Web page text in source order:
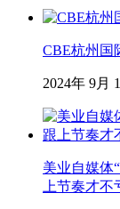
CBE杭州国
2024年 9月
美业自媒体
上节奏才不